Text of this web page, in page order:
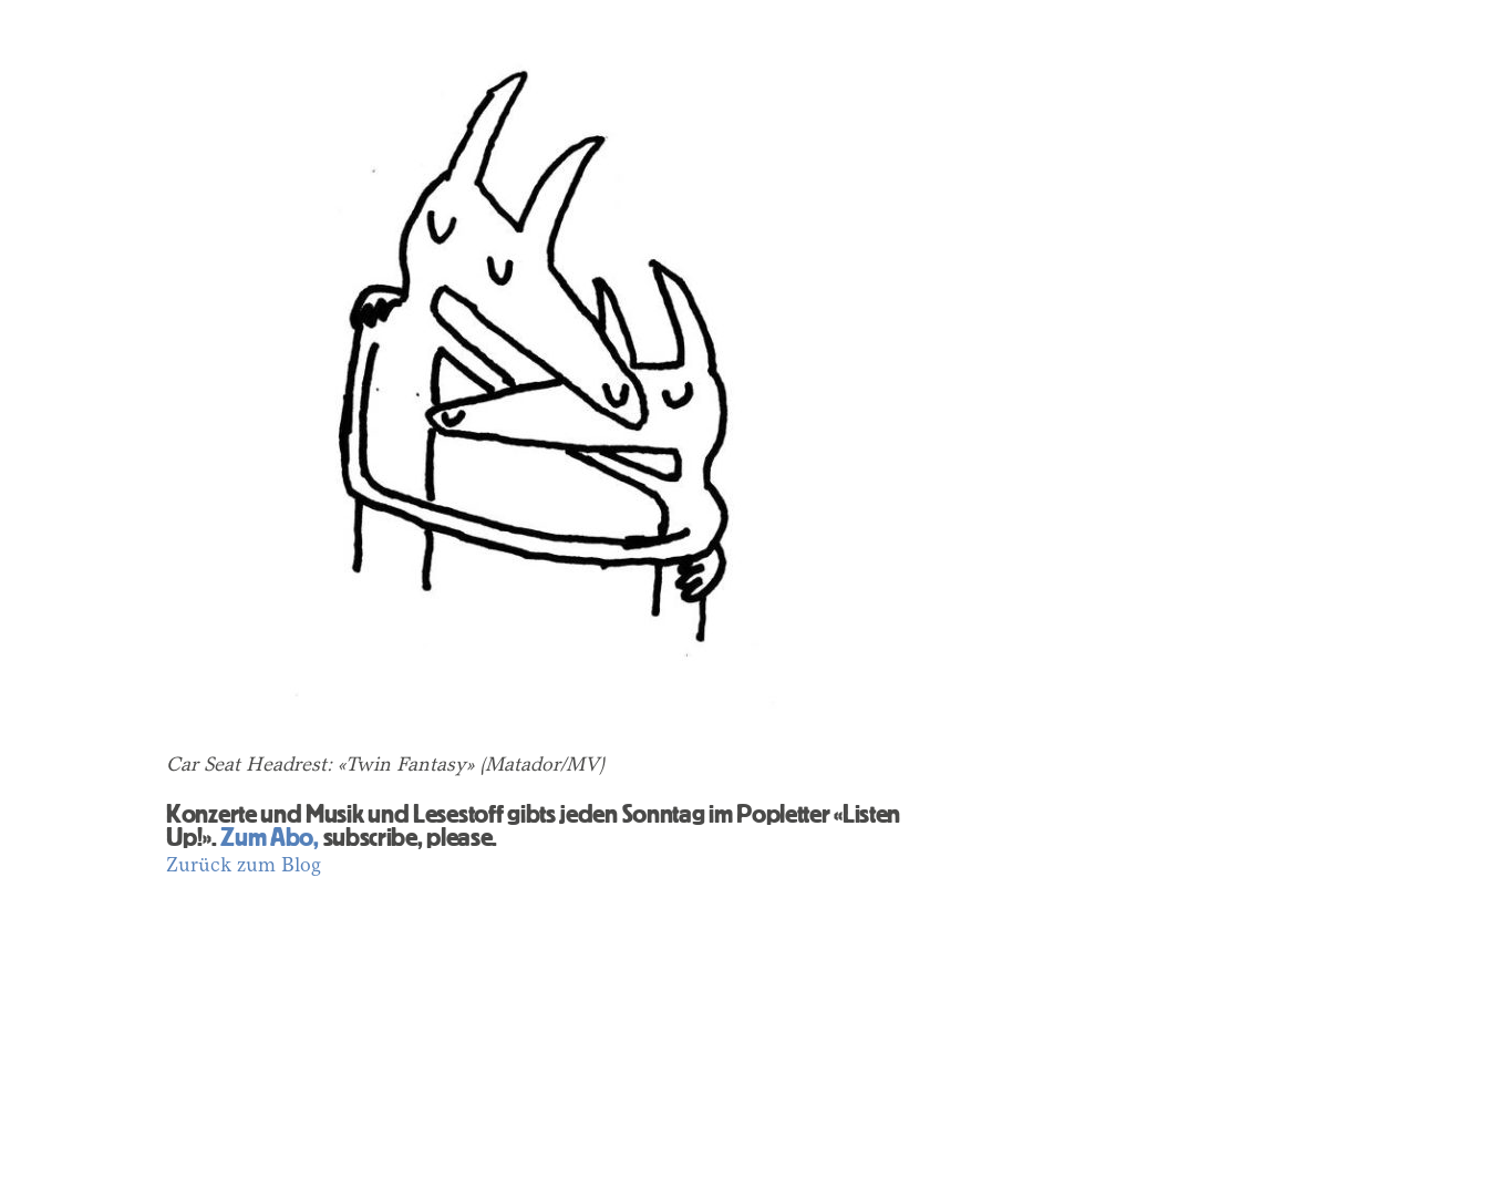
Car Seat Headrest: «Twin Fantasy» (Matador/MV)
Konzerte und Musik und Lesestoff gibts jeden Sonntag im Popletter «Listen
Up!».Zum Abo,subscribe, please.
Zurück zum Blog